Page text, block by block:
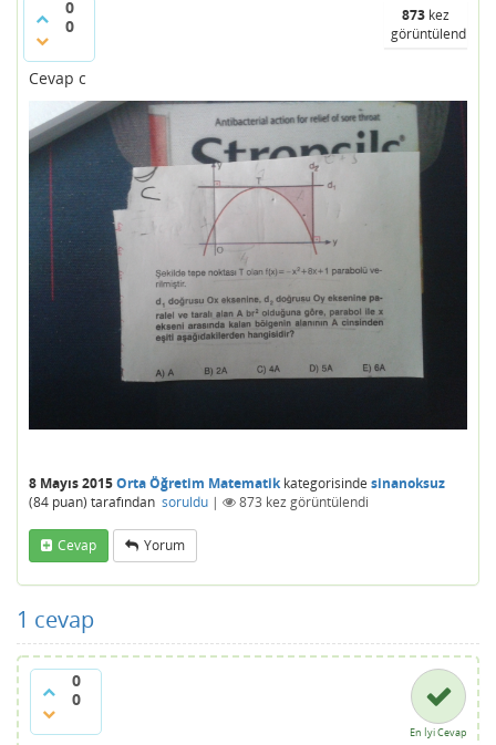
0
0
873 kez
görüntülendi
Cevap c
8 Mayıs 2015Orta Öğretim Matematikkategorisinde sinanoksuz
(84 puan) tarafından soruldu | 873 kez görüntülendi
Cevap Yorum
1 cevap
0
0
En İyi Cevap